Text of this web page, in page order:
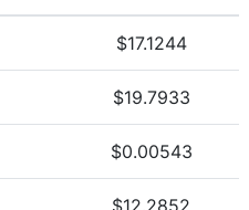
$17.1244
$19.7933
$0.00543
$12.2852